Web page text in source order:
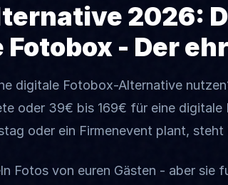
2026:
- Der
digitale Fotobox-Alternative
oder 39€ bis 169€ für eine
oder ein Firmenevent plant,
Fotos von euren Gästen - aber sie